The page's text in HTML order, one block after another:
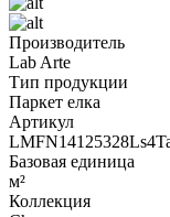
Производитель
Lab Arte
Тип продукции
Паркет елка
Артикул
Базовая единица
м²
Коллекция